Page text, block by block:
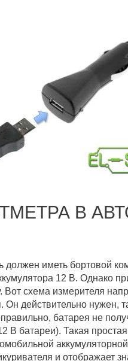
В
иметь бортовой
12 В. Однако
Вот схема измерителя
Он действительно нужен,
батарея не
В батареи). Такая
и отображает